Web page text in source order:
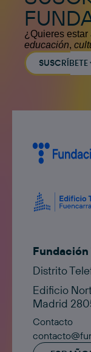
¿Quieres
educación,
SUSCRÍBETE
Distrito
Edificio
Madrid
Contacto